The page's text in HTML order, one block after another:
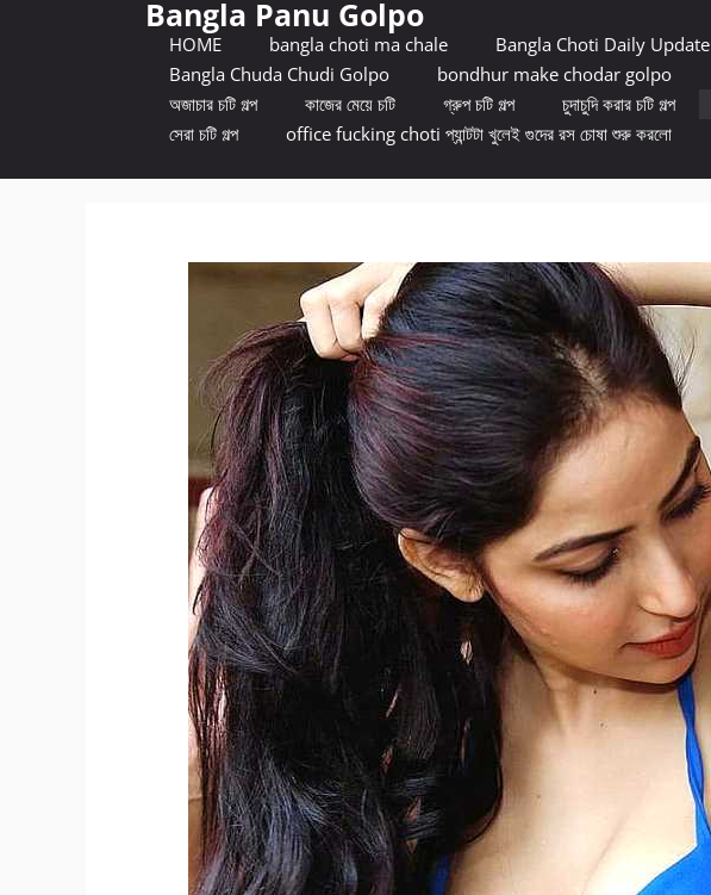
Bangla Panu Golpo
HOME bangla choti ma chale Bangla Choti Daily Update
Bangla Chuda Chudi Golpo
bondhur make chodar golpo
অজাচার চটি গল্প
কাজের মেয়ে চটি গ্রুপ চটি গল্প চুদাচুদি করার চটি গল্প
সেরা চটি গল্প
office fucking choti প্যান্টটা খুলেই গুদের রস চোষা শুরু করলো